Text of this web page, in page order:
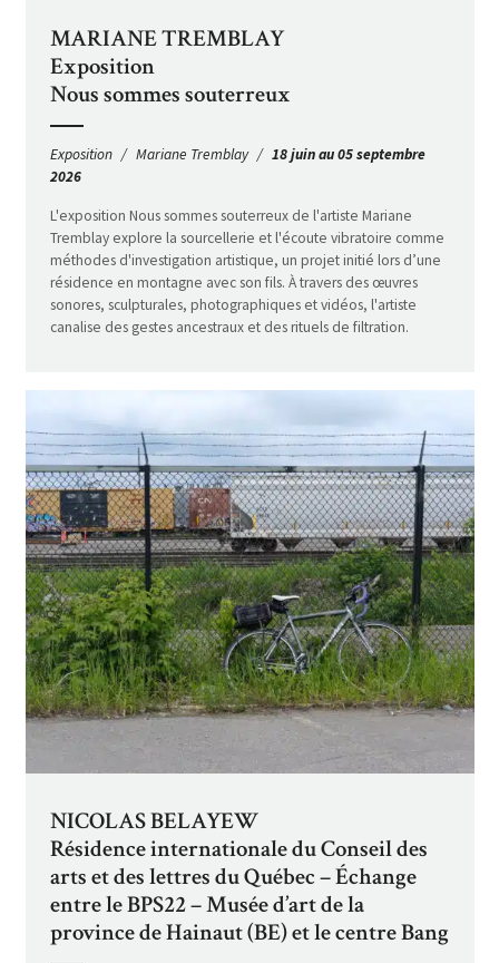
MARIANE TREMBLAY
Exposition
Nous sommes souterreux
Exposition Mariane Tremblay
18 juin au 05 septembre
2026
L'exposition Nous sommes souterreux de l'artiste Mariane
Tremblay explore la sourcellerie et l'écoute vibratoire comme
méthodes d'investigation artistique, un projet initié lors d’une
résidence en montagne avec son fils. À travers des œuvres
sonores, sculpturales, photographiques et vidéos, l'artiste
canalise des gestes ancestraux et des rituels de filtration.
NICOLAS BELAYEW
Résidence internationale du Conseil des
arts et des lettres du Québec – Échange
entre le BPS22 – Musée d’art de la
province de Hainaut (BE) et le centre Bang